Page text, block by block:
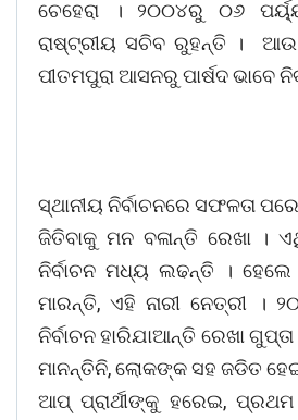
ଚେହେରା । ୨୦୦୪ରୁ ୦୬
ରାଷ୍ଟ୍ରୀୟ ସଚିବ ରୁହନ୍ତି ।
ପୀତମପୁରା ଆସନରୁ ପାର୍ଷଦ ଭାବେ
ସ୍ଥାନୀୟ ନିର୍ବାଚନରେ ସଫଳତା
ଜିତିବାକୁ ମନ ବଳାନ୍ତି ରେଖା ।
ନିର୍ବାଚନ ମଧ୍ୟ ଲଢନ୍ତି ।
ମାରନ୍ତି, ଏହି ନାରୀ ନେତ୍ରୀ ।
ନିର୍ବାଚନ ହାରିଯାଆନ୍ତି ରେଖା
ମାନନ୍ତିନି, ଲୋକଙ୍କ ସହ ଜଡିତ
ଆପ୍ ପ୍ରାର୍ଥୀଙ୍କୁ ହରେଇ,